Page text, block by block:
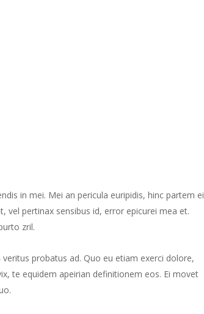
in mei. Mei an pericula euripidis, hinc partem ei
vel pertinax sensibus id, error epicurei mea et.
zril.
probatus ad. Quo eu etiam exerci dolore,
te equidem apeirian definitionem eos. Ei movet